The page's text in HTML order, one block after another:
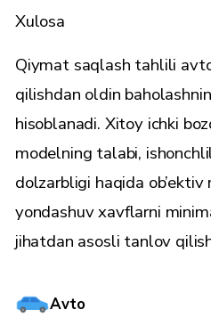
Xulosa
Qiymat saqlash tahlili
qilishdan oldin
hisoblanadi. Xitoy ichki
modelning talabi,
dolzarbligi haqida
yondashuv xavflarni
jihatdan asosli tanlov
Avto